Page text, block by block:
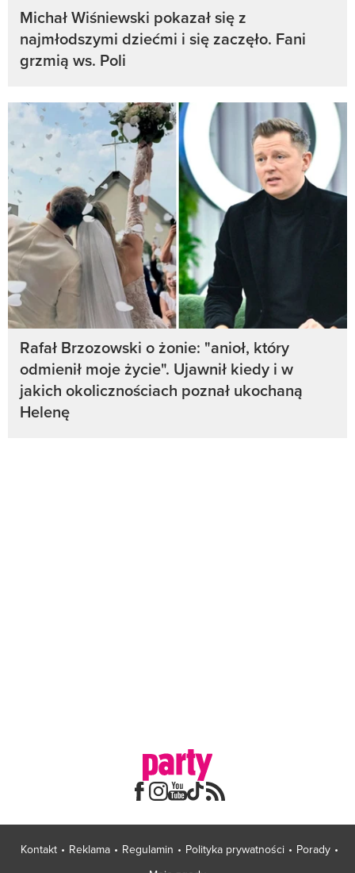
Michał Wiśniewski pokazał się z
najmłodszymi dziećmi i się zaczęło. Fani
grzmią ws. Poli
Rafał Brzozowski o żonie: "anioł, który
odmienił moje życie". Ujawnił kiedy i w
jakich okolicznościach poznał ukochaną
Helenę
Kontakt Reklama Regulamin Polityka prywatności
Porady